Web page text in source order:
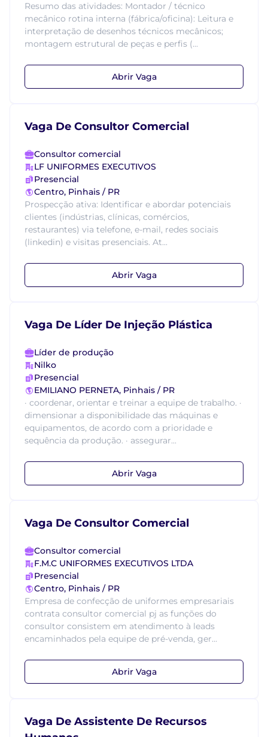
Resumo das atividades: Montador / técnico
mecânico rotina interna (fábrica/oficina): Leitura e
interpretação de desenhos técnicos mecânicos;
montagem estrutural de peças e perfis (...
Abrir Vaga
Vaga De Consultor Comercial
Consultor comercial
LF UNIFORMES EXECUTIVOS
Presencial
Centro, Pinhais / PR
Prospecção ativa: Identificar e abordar potenciais
clientes (indústrias, clínicas, comércios,
restaurantes) via telefone, e-mail, redes sociais
(linkedin) e visitas presenciais. At...
Abrir Vaga
Vaga De Líder De Injeção Plástica
Líder de produção
Nilko
Presencial
EMILIANO PERNETA, Pinhais / PR
· coordenar, orientar e treinar a equipe de trabalho. ·
dimensionar a disponibilidade das máquinas e
equipamentos, de acordo com a prioridade e
sequência da produção. · assegurar...
Abrir Vaga
Vaga De Consultor Comercial
Consultor comercial
F.M.C UNIFORMES EXECUTIVOS LTDA
Presencial
Centro, Pinhais / PR
Empresa de confecção de uniformes empresariais
contrata consultor comercial pj as funções do
consultor consistem em atendimento à leads
encaminhados pela equipe de pré-venda, ger...
Abrir Vaga
Vaga De Assistente De Recursos